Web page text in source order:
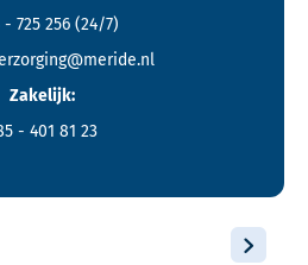
- 725 256 (24/7)
Zakelijk:
- 401 81 23